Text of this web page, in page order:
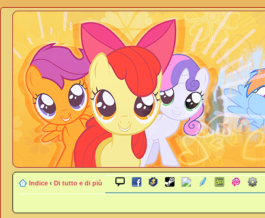
Indice ‹ Di tutto e di più